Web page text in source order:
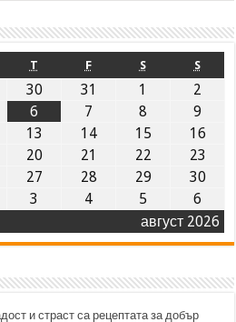
август 2026
T F S S
30 31 1
2
6 7 8
9
13 14 15
16
20 21 22
23
27 28 29
30
3 4 5 6
и страст са рецептата за добър